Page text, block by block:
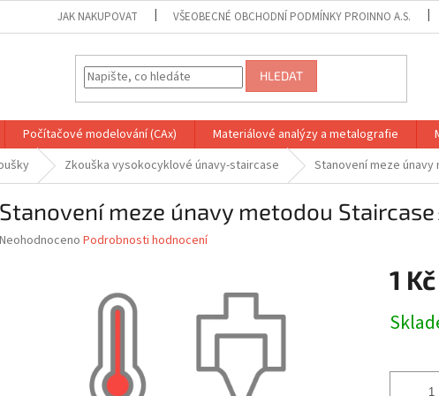
JAK NAKUPOVAT VŠEOBECNÉ OBCHODNÍ PODMÍNKY PROINNO A.S.
HLEDAT
Počítačové modelování (CAx) Materiálové analýzy a metalografie
Zkouška vysokocyklové únavy-staircase Stanovení meze
Stanovení meze únavy metodou Staircase
Průměrné
Neohodnoceno Podrobnosti hodnocení
1 Kč
cena: